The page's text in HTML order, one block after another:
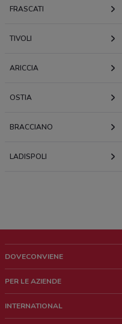
FRASCATI
TIVOLI
ARICCIA
OSTIA
BRACCIANO
LADISPOLI
DOVECONVIENE
Chi siamo
PER LE AZIENDE
Richieste commerciali e marketing
INTERNATIONAL